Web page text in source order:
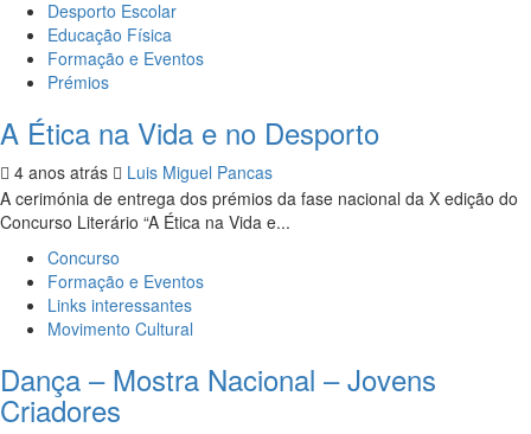
Desporto Escolar
Educação Física
Formação e Eventos
Prémios
A Ética na Vida e no Desporto
4 anos atrás
Luis Miguel Pancas
A cerimónia de entrega dos prémios da fase nacional da X edição do
Concurso Literário “A Ética na Vida e...
Concurso
Formação e Eventos
Links interessantes
Movimento Cultural
Dança – Mostra Nacional – Jovens
Criadores